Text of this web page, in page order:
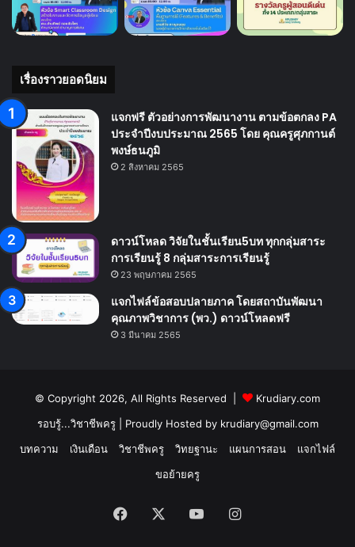
เรื่องราวยอดนิยม
แจกฟรี ตัวอย่างการพัฒนางาน ตามข้อตกลง PA
ประจำปีงบประมาณ 2565 โดย คุณครูศุภกานต์
พงษ์ธนภูมิ
2 สิงหาคม 2565
ดาวน์โหลด วิจัยในชั้นเรียน5บท ทุกกลุ่มสาระ
การเรียนรู้ 8 กลุ่มสาระการเรียนรู้
23 พฤษภาคม 2565
แจกไฟล์ข้อสอบปลายภาค โดยสถาบันพัฒนา
คุณภาพวิชาการ (พว.) ดาวน์โหลดฟรี
3 มีนาคม 2565
© Copyright 2026, All Rights Reserved |
Krudiary.com
รอบรู้...วิชาชีพครู| Proudly Hosted by krudiary@gmail.com
บทความ
เงินเดือน วิชาชีพครู วิทยฐานะ แผนการสอน
แจกไฟล์
ขอย้ายครู
Facebook YouTubeInstagram